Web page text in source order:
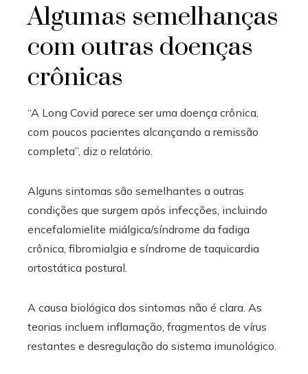
Algumas semelhanças
com outras doenças
crônicas
“A Long Covid parece ser uma doença crônica,
com poucos pacientes alcançando a remissão
completa”, diz o relatório.
Alguns sintomas são semelhantes a outras
condições que surgem após infecções, incluindo
encefalomielite miálgica/síndrome da fadiga
crônica, fibromialgia e síndrome de taquicardia
ortostática postural.
A causa biológica dos sintomas não é clara. As
teorias incluem inflamação, fragmentos de vírus
restantes e desregulação do sistema imunológico.